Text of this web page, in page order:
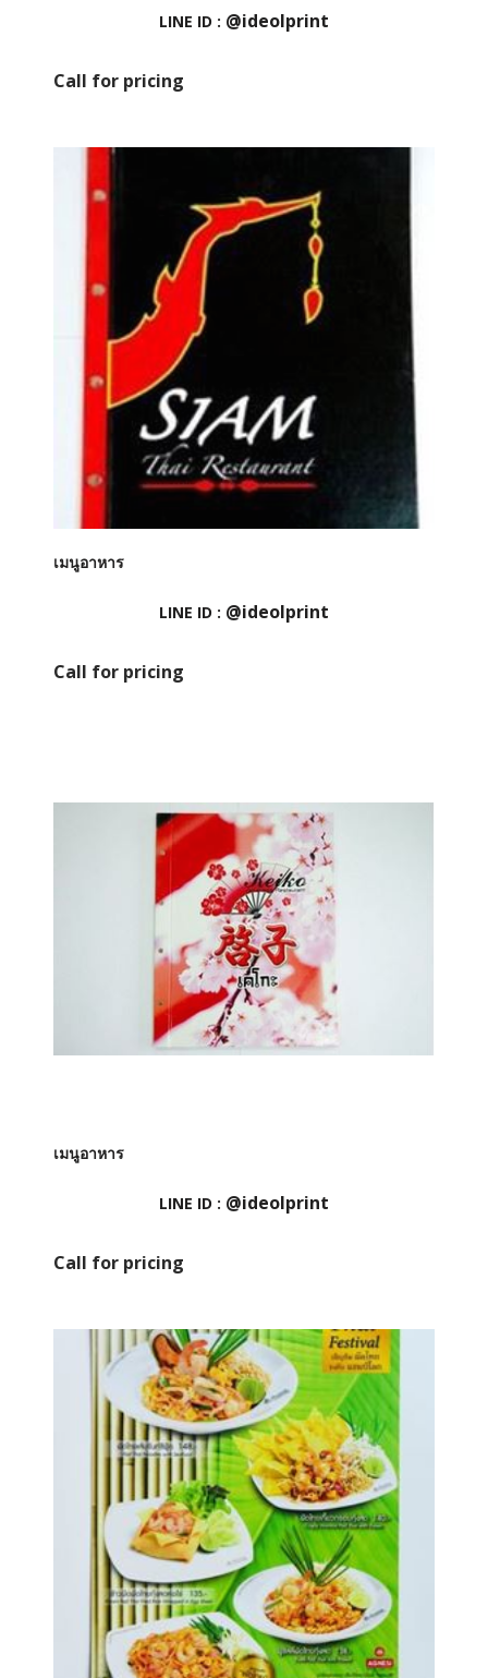
LINE ID : @ideolprint
Call for pricing
เมนูอาหาร
LINE ID : @ideolprint
Call for pricing
เมนูอาหาร
LINE ID : @ideolprint
Call for pricing